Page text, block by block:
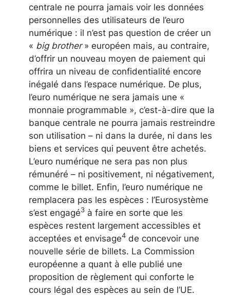
centrale ne pourra jamais voir les données
personnelles des utilisateurs de l’euro
numérique : il n’est pas question de créer un
« big brother» européen mais, au contraire,
d’offrir un nouveau moyen de paiement qui
offrira un niveau de confidentialité encore
inégalé dans l’espace numérique. De plus,
l’euro numérique ne sera jamais une «
monnaie programmable », c’est-à-dire que la
banque centrale ne pourra jamais restreindre
son utilisation – ni dans la durée, ni dans les
biens et services qui peuvent être achetés.
L’euro numérique ne sera pas non plus
rémunéré – ni positivement, ni négativement,
comme le billet. Enfin, l’euro numérique ne
remplacera pas les espèces : l’Eurosystème
s’est engagé3 à faire en sorte que les
espèces restent largement accessibles et
acceptées et envisage4 de concevoir une
nouvelle série de billets. La Commission
européenne a quant à elle publié une
proposition de règlement qui conforte le
cours légal des espèces au sein de l’UE.